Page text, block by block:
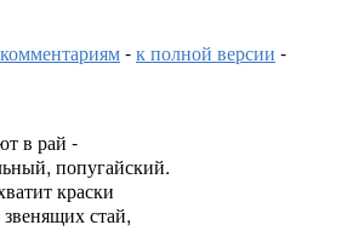
-к полной версии -
в рай -
попугайский.
краски
стай,